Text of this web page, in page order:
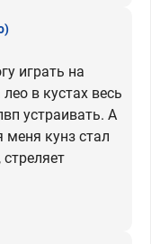
играть на
в кустах весь
устраивать. А
меня кунз стал